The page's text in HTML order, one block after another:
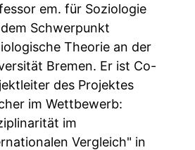
em. für Soziologie
Schwerpunkt
Theorie an der
Bremen. Er ist Co-
des Projektes
im Wettbewerb:
im
Vergleich" in